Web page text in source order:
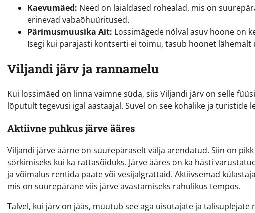
Kaevumäed: Need on laialdased rohealad, mis on
erinevad vabaõhuüritused.
Pärimusmuusika Ait: Lossimägede nõlval asuv hoone on
Isegi kui parajasti kontserti ei toimu, tasub hoonet lähemalt
Viljandi järv ja rannamelu
Kui lossimäed on linna vaimne süda, siis Viljandi järv on selle
lõputult tegevusi igal aastaajal. Suvel on see kohalike ja turistide
Aktiivne puhkus järve ääres
Viljandi järve äärne on suurepäraselt välja arendatud. Siin on
sörkimiseks kui ka rattasõiduks. Järve ääres on ka hästi
ja võimalus rentida paate või vesijalgrattaid. Aktiivsemad
mis on suurepärane viis järve avastamiseks rahulikus tempos.
Talvel, kui järv on jääs, muutub see aga uisutajate ja talisuplejate